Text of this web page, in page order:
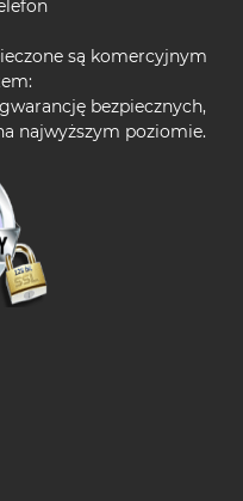
są komercyjnym
bezpiecznych,
najwyższym poziomie.